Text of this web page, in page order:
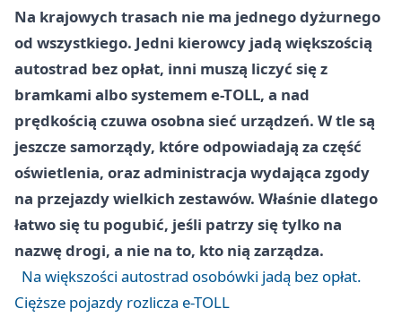
Na krajowych trasach nie ma jednego dyżurnego
od wszystkiego. Jedni kierowcy jadą większością
autostrad bez opłat, inni muszą liczyć się z
bramkami albo systemem e-TOLL, a nad
prędkością czuwa osobna sieć urządzeń. W tle są
jeszcze samorządy, które odpowiadają za część
oświetlenia, oraz administracja wydająca zgody
na przejazdy wielkich zestawów. Właśnie dlatego
łatwo się tu pogubić, jeśli patrzy się tylko na
nazwę drogi, a nie na to, kto nią zarządza.
Na większości autostrad osobówki jadą bez opłat.
Cięższe pojazdy rozlicza e-TOLL